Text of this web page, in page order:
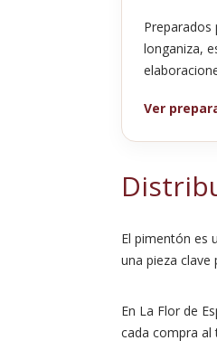
Preparados
longaniza,
Ver
El pimentón es
una pieza clave
En La Flor de
cada compra al